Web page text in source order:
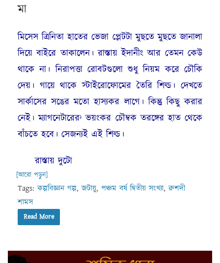
মা
মিসেস ত্রিনিতা হাতের ভেজা প্লেটটা মুছতে মুছতে জানালা
দিয়ে বাইরে তাকালেন। রাস্তায় ইদানীং আর তেমন কেউ
থাকে না। নিরাপত্তা রোবটগুলো শুধু নিয়ম করে চৌকি
দেয়। গায়ে থাকে স্টাইরোফোমের তৈরি শিল্ড। দেখতে
সার্কাসের সঙের মতো হাস্যকর লাগে। কিন্তু কিছু করার
নেই। ম্যাগনেটারের১ ভয়ংকর চৌম্বক তরঙ্গের হাত থেকে
বাঁচতে হবে। সেজন্যই এই শিল্ড।
রাস্তায় দুটো
[আরো পড়ুন]
Tags:কল্পবিজ্ঞান গল্প,জটায়ু, পঞ্চম বর্ষ দ্বিতীয় সংখ্যা,রুশদী
শামস
Read More